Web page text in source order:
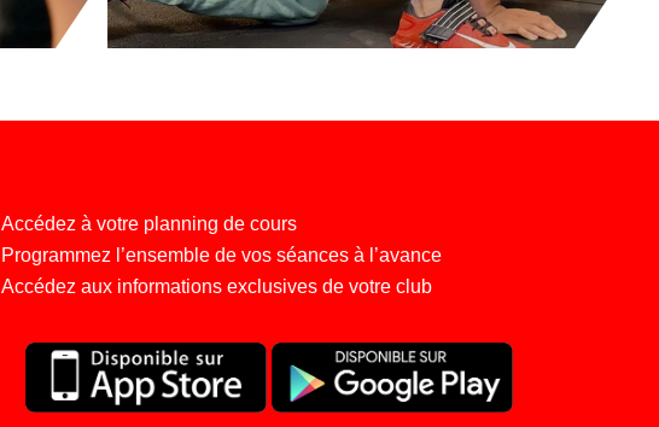
Accédez à votre planning de cours
Programmez l’ensemble de vos séances à l’avance
Accédez aux informations exclusives de votre club